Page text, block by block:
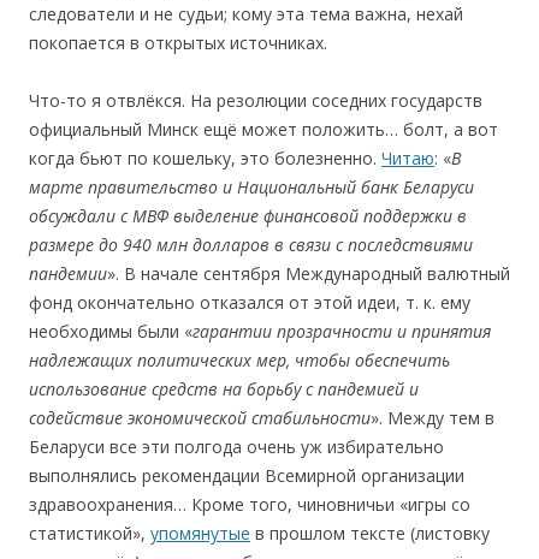
следователи и не судьи; кому эта тема важна, нехай
покопается в открытых источниках.
Что-то я отвлёкся. На резолюции соседних государств
официальный Минск ещё может положить… болт, а вот
когда бьют по кошельку, это болезненно. Читаю: «В
марте правительство и Национальный банк Беларуси
обсуждали сМВФ выделение финансовой поддержки в
размере до 940 млн долларов в связи споследствиями
пандемии». В начале сентября Международный валютный
фонд окончательно отказался от этой идеи, т. к. ему
необходимы были «гарантии прозрачности и принятия
надлежащих политических мер, чтобы обеспечить
использование средств на борьбу с пандемией и
содействие экономической стабильности». Между тем в
Беларуси все эти полгода очень уж избирательно
выполнялись рекомендации Всемирной организации
здравоохранения… Кроме того, чиновничьи «игры со
статистикой», упомянутые в прошлом тексте (листовку